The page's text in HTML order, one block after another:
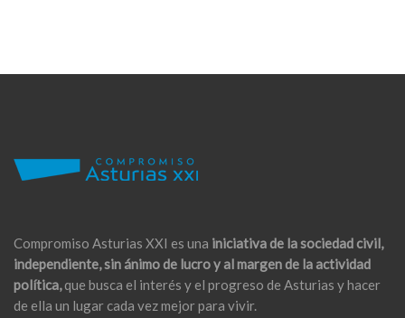
Compromiso Asturias XXI es una iniciativa de la sociedad civil,
independiente, sin ánimo de lucro y al margen de la actividad
política,que busca el interés y el progreso de Asturias y hacer
de ella un lugar cada vez mejor para vivir.